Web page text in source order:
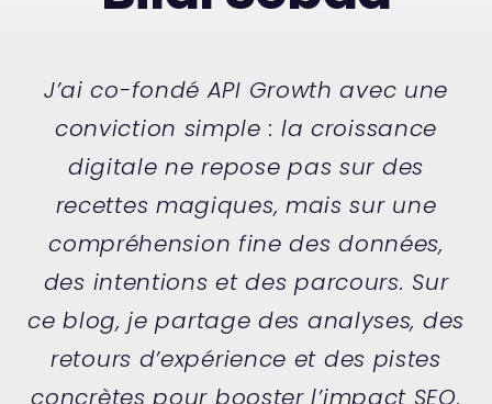
J’ai co-fondé API Growth avec une
conviction simple : la croissance
digitale ne repose pas sur des
recettes magiques, mais sur une
compréhension fine des données,
des intentions et des parcours. Sur
ce blog, je partage des analyses, des
retours d’expérience et des pistes
concrètes pour booster l’impact SEO,